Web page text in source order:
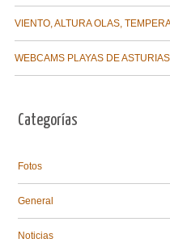
VIENTO, ALTURA OLAS,
WEBCAMS PLAYAS DE ASTURIAS.
Categorías
Fotos
General
Noticias